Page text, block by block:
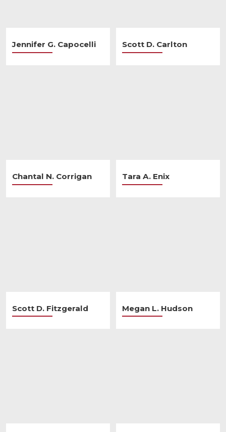
Jennifer G. Capocelli Scott D. Carlton
Chantal N. Corrigan Tara A. Enix
Scott D. Fitzgerald Megan L. Hudson